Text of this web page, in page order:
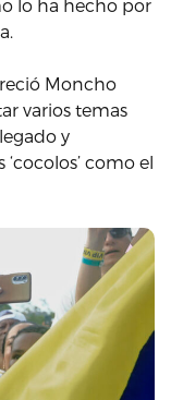
lo ha hecho por
Moncho
varios temas
y
como el